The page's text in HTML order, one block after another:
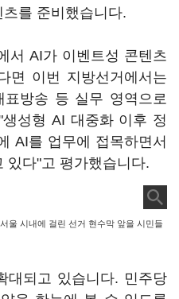
를 준비했습니다.
서 AI가 이벤트성 콘텐츠
면 이번 지방선거에서는
방송 등 실무 영역으로
성형 AI 대중화 이후 정
AI를 업무에 접목하면서
있다"고 평가했습니다.
울 시내에 걸린 선거 현수막 앞을 시민들
대되고 있습니다. 민주당